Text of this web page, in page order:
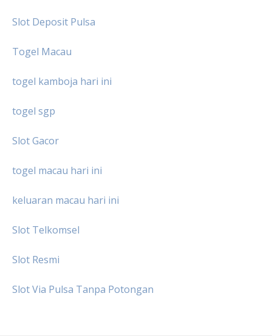
Slot Deposit Pulsa
Togel Macau
togel kamboja hari ini
togel sgp
Slot Gacor
togel macau hari ini
keluaran macau hari ini
Slot Telkomsel
Slot Resmi
Slot Via Pulsa Tanpa Potongan